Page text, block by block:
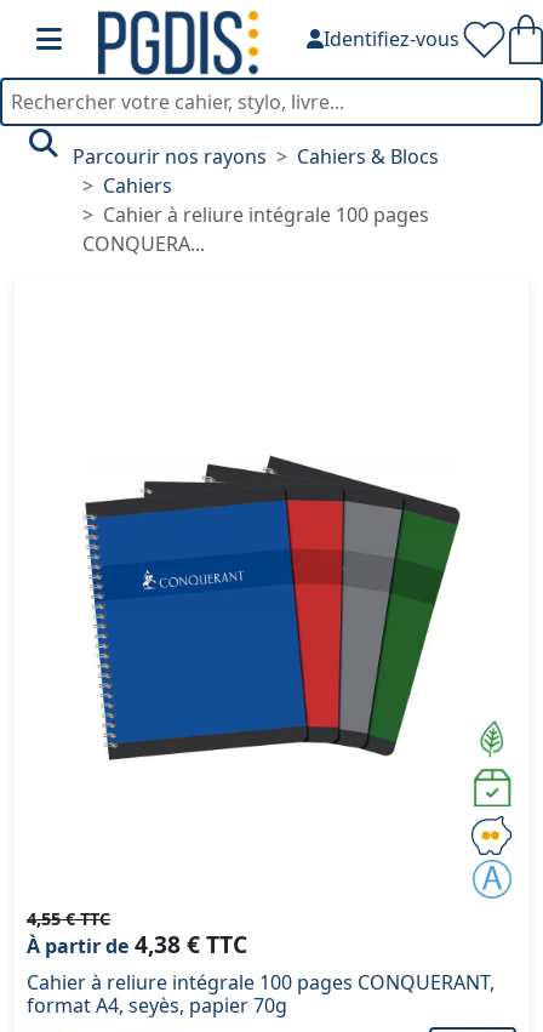
Identifiez-vous
Parcourir nos rayons
Cahiers & Blocs
Cahiers
Cahier à reliure intégrale 100 pages
CONQUERA...
4,55 € TTC
À partir de 4,38 € TTC
Cahier à reliure intégrale 100 pages CONQUERANT,
format A4, seyès, papier 70g